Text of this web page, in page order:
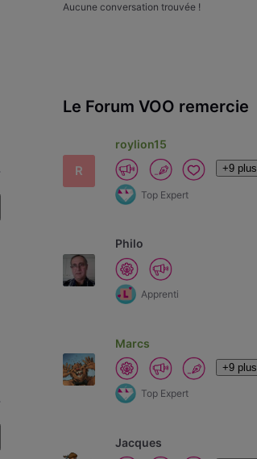
Aucune conversation trouvée !
Le Forum VOO remercie
R
roylion15
+9 plus
Top Expert
Philo
Apprenti
Marcs
+9 plus
Top Expert
Jacques